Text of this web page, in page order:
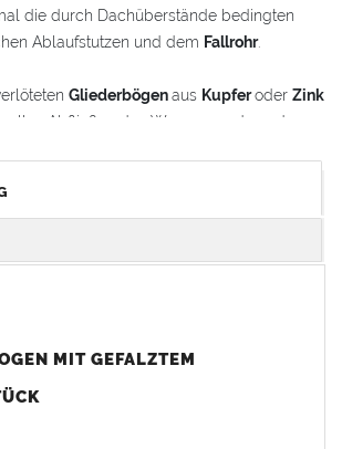
die durch Dachüberstände bedingten
Ablaufstutzen und dem Fallrohr.
Gliederbögenaus Kupferoder Zink
Abfließen des Wassers und werden
mit einem gefalztem Standard-
Auf Wunsch kann das Winkelstück auch
MIT GEFALZTEM